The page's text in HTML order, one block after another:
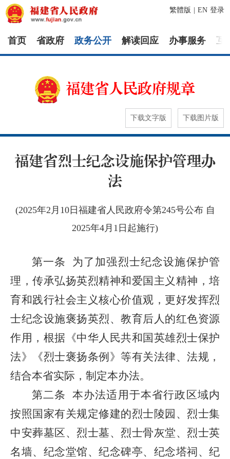
登录
繁體版 EN
首页 省政府 政务公开 解读回应 办事服务 互
福建省人民政府规章
下载文字版 下载图片版
福建省烈士纪念设施保护管理办
法
(2025年2月10日福建省人民政府令第245号公布 自
2025年4月1日起施行)
第一条 为了加强烈士纪念设施保护管
理，传承弘扬英烈精神和爱国主义精神，培
育和践行社会主义核心价值观，更好发挥烈
士纪念设施褒扬英烈、教育后人的红色资源
作用，根据《中华人民共和国英雄烈士保护
法》《烈士褒扬条例》等有关法律、法规，
结合本省实际，制定本办法。
第二条 本办法适用于本省行政区域内
按照国家有关规定修建的烈士陵园、烈士集
中安葬墓区、烈士墓、烈士骨灰堂、烈士英
名墙、纪念堂馆、纪念碑亭、纪念塔祠、纪